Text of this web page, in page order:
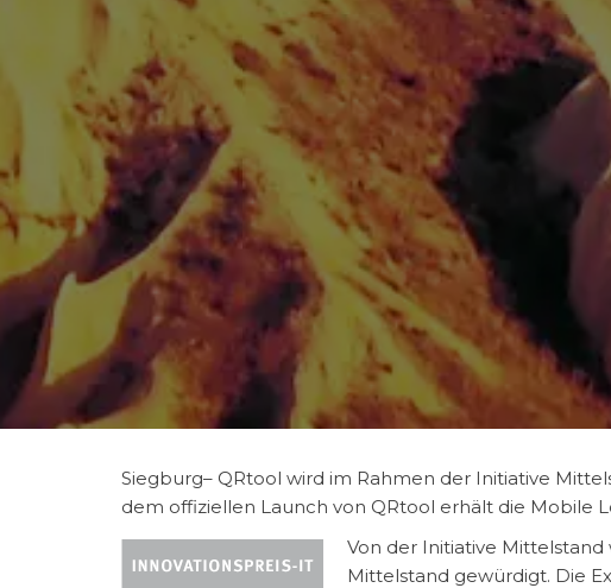
Siegburg– QRtool wird im Rahmen der Initiative
dem offiziellen Launch von QRtool erhält die Mobile
Von der Initiative
Mittelstand gewürdigt. Die